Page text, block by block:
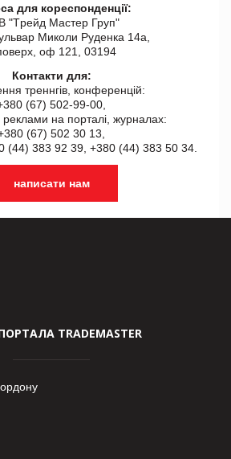
для кореспонденції:
"Tрейд Мастер Груп"
Миколи Руденка 14а,
оф 121, 03194
Контакти для:
треннгів, конференцій:
(67) 502-99-00,
на порталі, журналах:
(67) 502 30 13,
(44) 383 92 39, +380 (44) 383 50 34.
написати нам
TRADEMASTER